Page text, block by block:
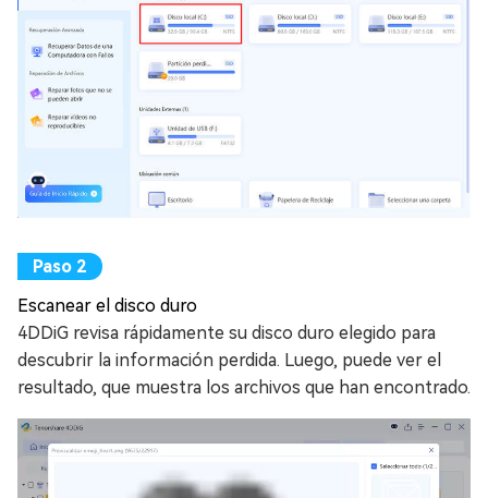
Escanear el disco duro
4DDiG revisa rápidamente su disco duro elegido para
descubrir la información perdida. Luego, puede ver el
resultado, que muestra los archivos que han encontrado.